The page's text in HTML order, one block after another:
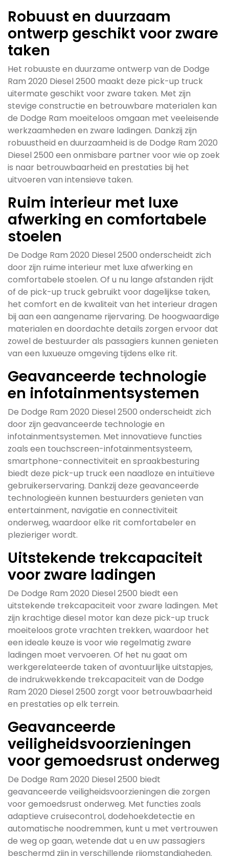
Robuust en duurzaam
ontwerp geschikt voor zware
taken
Het robuuste en duurzame ontwerp van de Dodge
Ram 2020 Diesel 2500 maakt deze pick-up truck
uitermate geschikt voor zware taken. Met zijn
stevige constructie en betrouwbare materialen kan
de Dodge Ram moeiteloos omgaan met veeleisende
werkzaamheden en zware ladingen. Dankzij zijn
robuustheid en duurzaamheid is de Dodge Ram 2020
Diesel 2500 een onmisbare partner voor wie op zoek
is naar betrouwbaarheid en prestaties bij het
uitvoeren van intensieve taken.
Ruim interieur met luxe
afwerking en comfortabele
stoelen
De Dodge Ram 2020 Diesel 2500 onderscheidt zich
door zijn ruime interieur met luxe afwerking en
comfortabele stoelen. Of u nu lange afstanden rijdt
of de pick-up truck gebruikt voor dagelijkse taken,
het comfort en de kwaliteit van het interieur dragen
bij aan een aangename rijervaring. De hoogwaardige
materialen en doordachte details zorgen ervoor dat
zowel de bestuurder als passagiers kunnen genieten
van een luxueuze omgeving tijdens elke rit.
Geavanceerde technologie
en infotainmentsystemen
De Dodge Ram 2020 Diesel 2500 onderscheidt zich
door zijn geavanceerde technologie en
infotainmentsystemen. Met innovatieve functies
zoals een touchscreen-infotainmentsysteem,
smartphone-connectiviteit en spraakbesturing
biedt deze pick-up truck een naadloze en intuïtieve
gebruikerservaring. Dankzij deze geavanceerde
technologieën kunnen bestuurders genieten van
entertainment, navigatie en connectiviteit
onderweg, waardoor elke rit comfortabeler en
plezieriger wordt.
Uitstekende trekcapaciteit
voor zware ladingen
De Dodge Ram 2020 Diesel 2500 biedt een
uitstekende trekcapaciteit voor zware ladingen. Met
zijn krachtige diesel motor kan deze pick-up truck
moeiteloos grote vrachten trekken, waardoor het
een ideale keuze is voor wie regelmatig zware
ladingen moet vervoeren. Of het nu gaat om
werkgerelateerde taken of avontuurlijke uitstapjes,
de indrukwekkende trekcapaciteit van de Dodge
Ram 2020 Diesel 2500 zorgt voor betrouwbaarheid
en prestaties op elk terrein.
Geavanceerde
veiligheidsvoorzieningen
voor gemoedsrust onderweg
De Dodge Ram 2020 Diesel 2500 biedt
geavanceerde veiligheidsvoorzieningen die zorgen
voor gemoedsrust onderweg. Met functies zoals
adaptieve cruisecontrol, dodehoekdetectie en
automatische noodremmen, kunt u met vertrouwen
de weg op gaan, wetende dat u en uw passagiers
beschermd zijn in verschillende rijomstandigheden.